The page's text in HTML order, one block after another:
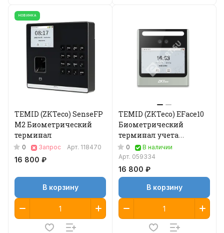
НОВИНКА
TEMID (ZKTeco) SenseFP
M2 Биометрический
терминал
0 Запрос Арт. 118470
16 800 ₽
В корзину
TEMID (ZKTeco) EFace10
Биометрический
терминал учета
рабочего времени
0
В наличии
Арт. 059334
16 800 ₽
В корзину